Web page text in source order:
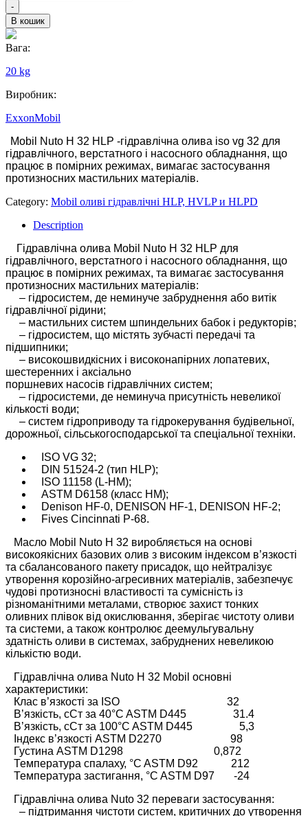
-
В кошик
Вага:
20 kg
Виробник:
ExxonMobil
Mobil Nuto H 32 HLP -гідравлічна олива iso vg 32 для
гідравлічного, верстатного і насосного обладнання, що
працює в помірних режимах, вимагає застосування
протизносних мастильних матеріалів.
Category: Mobil оливі гідравлічні HLP, HVLP и HLPD
Description
Гідравлічна олива Mobil Nuto H 32 HLP для
гідравлічного, верстатного і насосного обладнання, що
працює в помірних режимах, та вимагає застосування
протизносних мастильних матеріалів:
– гідросистем, де неминуче забруднення або витік
гідравлічної рідини;
– мастильних систем шпиндельних бабок і редукторів;
– гідросистем, що містять зубчасті передачі та
підшипники;
– високошвидкісних і високонапірних лопатевих,
шестеренних і аксіально
поршневих насосів гідравлічних систем;
– гідросистеми, де неминуча присутність невеликої
кількості води;
– систем гідроприводу та гідрокерування будівельної,
дорожньої, сільськогосподарської та спеціальної техніки.
ISO VG 32;
DIN 51524-2 (тип HLP);
ISO 11158 (L-HM);
ASTM D6158 (класс HM);
Denison HF-0, DENISON HF-1, DENISON HF-2;
Fives Cincinnati P-68.
Масло Mobil Nuto H 32 виробляється на основі
високоякісних базових олив з високим індексом в’язкості
та сбалансованого пакету присадок, що нейтралізує
утворення корозійно-агресивних матеріалів, забезпечує
чудові протизносні властивості та сумісність із
різноманітними металами, створює захист тонких
оливних плівок від окислювання, зберігає чистоту оливи
та системи, а також контролює деемульгувальну
здатність оливи в системах, забруднених невеликою
кількістю води.
Гідравлічна олива Nuto H 32 Mobil основні
характеристики:
Клас в’язкості за ISO 32
В’язкість, сСт за 40°C ASTM D445 31.4
В’язкість, сСт за 100°C ASTM D445 5,3
Індекс в’язкості ASTM D2270 98
Густина ASTM D1298 0,872
Температура спалаху, °C ASTM D92 212
Температура застигання, °C ASTM D97 -24
Гідравлічна олива Nuto 32 переваги застосування:
– підтримання чистоти систем, критичних до утворення